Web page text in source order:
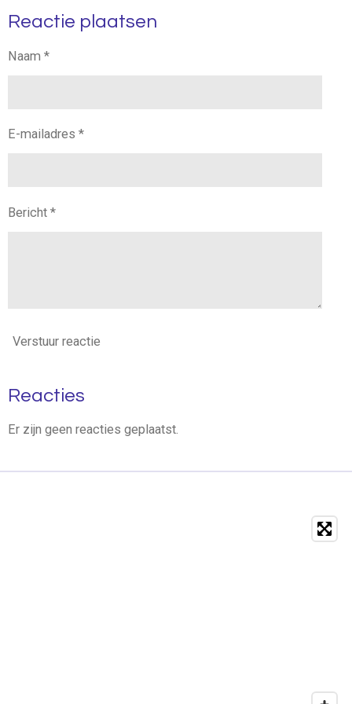
e
l
r
e
e
Reactie plaatsen
Naam *
E-mailadres *
Bericht *
Verstuur reactie
Reacties
Er zijn geen reacties geplaatst.